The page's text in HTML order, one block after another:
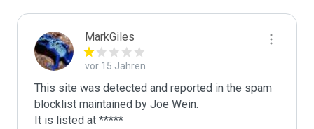
MarkGiles
vor 15 Jahren
This site was detected and reported in the spam
blocklist maintained by Joe Wein.
It is listed at *****